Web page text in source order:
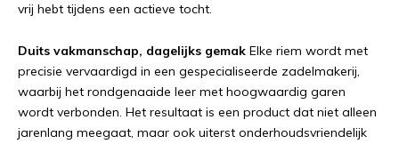
vrij hebt tijdens een actieve tocht.
Duits vakmanschap, dagelijks gemak Elke riem wordt met
precisie vervaardigd in een gespecialiseerde zadelmakerij,
waarbij het rondgenaaide leer met hoogwaardig garen
wordt verbonden. Het resultaat is een product dat niet alleen
jarenlang meegaat, maar ook uiterst onderhoudsvriendelijk